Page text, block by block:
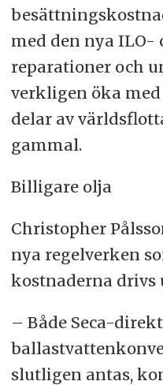
med den nya ILO-
reparationer och
verkligen öka
delar av
gammal.
Billigare olja
Christopher
nya regelverken
kostnaderna drivs
– Både Seca-
slutligen antas,